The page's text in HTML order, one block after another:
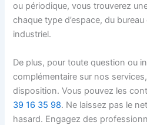
ou périodique, vous trouverez
chaque type d’espace, du
industriel.
De plus, pour toute question ou
complémentaire sur nos
disposition. Vous pouvez les
39 16 35 98. Ne laissez pas le
hasard. Engagez des